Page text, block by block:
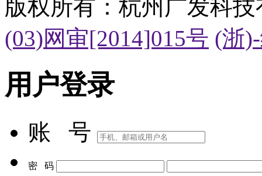
版权所有：杭州广发科
(03)网审[2014]015号 (浙
用户登录
账 号
密 码